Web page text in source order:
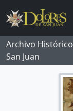
Skip to main content
Archivo
San Juan